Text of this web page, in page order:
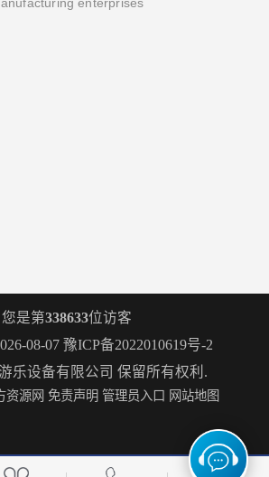
您是第338633位访客
08-07 豫ICP备2022010619号-2
乐设备有限公司 保留所有权利.
资源网 免责声明 管理员入口 网站地图